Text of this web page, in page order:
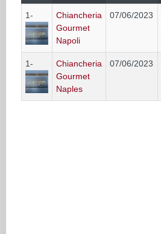
1-
Chiancheria
Gourmet
Napoli
07/06/2023
1-
Chiancheria
Gourmet
Naples
07/06/2023